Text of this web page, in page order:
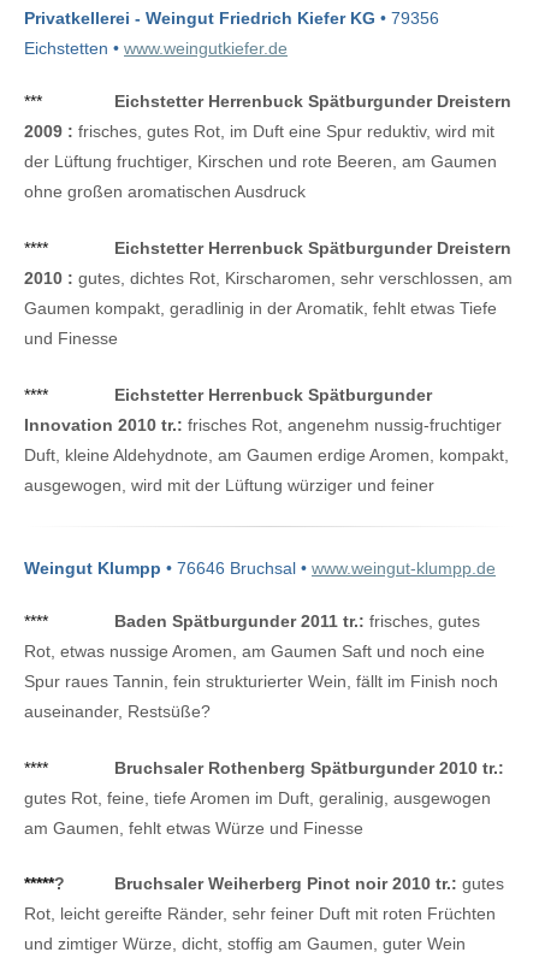
Privatkellerei - Weingut Friedrich Kiefer KG • 79356
Eichstetten • www.weingutkiefer.de
***
Eichstetter Herrenbuck Spätburgunder Dreistern
2009 : frisches, gutes Rot, im Duft eine Spur reduktiv, wird mit
der Lüftung fruchtiger, Kirschen und rote Beeren, am Gaumen
ohne großen aromatischen Ausdruck
****
Eichstetter Herrenbuck Spätburgunder Dreistern
2010 : gutes, dichtes Rot, Kirscharomen, sehr verschlossen, am
Gaumen kompakt, geradlinig in der Aromatik, fehlt etwas Tiefe
und Finesse
****
Eichstetter Herrenbuck Spätburgunder
Innovation 2010 tr.: frisches Rot, angenehm nussig-fruchtiger
Duft, kleine Aldehydnote, am Gaumen erdige Aromen, kompakt,
ausgewogen, wird mit der Lüftung würziger und feiner
Weingut Klumpp • 76646 Bruchsal • www.weingut-klumpp.de
**** Baden Spätburgunder 2011 tr.: frisches, gutes
Rot, etwas nussige Aromen, am Gaumen Saft und noch eine
Spur raues Tannin, fein strukturierter Wein, fällt im Finish noch
auseinander, Restsüße?
****
Bruchsaler Rothenberg Spätburgunder 2010 tr.:
gutes Rot, feine, tiefe Aromen im Duft, geralinig, ausgewogen
am Gaumen, fehlt etwas Würze und Finesse
*****? Bruchsaler Weiherberg Pinot noir 2010 tr.: gutes
Rot, leicht gereifte Ränder, sehr feiner Duft mit roten Früchten
und zimtiger Würze, dicht, stoffig am Gaumen, guter Wein